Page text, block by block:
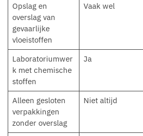
Opslag en
overslag van
gevaarlijke
vloeistoffen
Vaak wel
Laboratoriumwer
k met chemische
stoffen
Ja
Alleen gesloten
verpakkingen
zonder overslag
Niet altijd